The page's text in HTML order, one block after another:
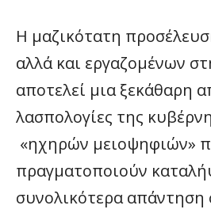
Η μαζικότατη
αλλά και εργαζομένων
αποτελεί μια ξεκάθαρη
λασπολογίες της
«ηχηρών μειοψηφιών»
πραγματοποιούν
συνολικότερα απάντηση